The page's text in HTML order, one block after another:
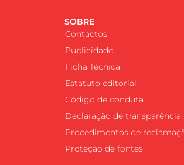
SOBRE
Contactos
Publicidade
Ficha Técnica
Estatuto editorial
Código de conduta
Declaração de transparência
Procedimentos de
Proteção de fontes